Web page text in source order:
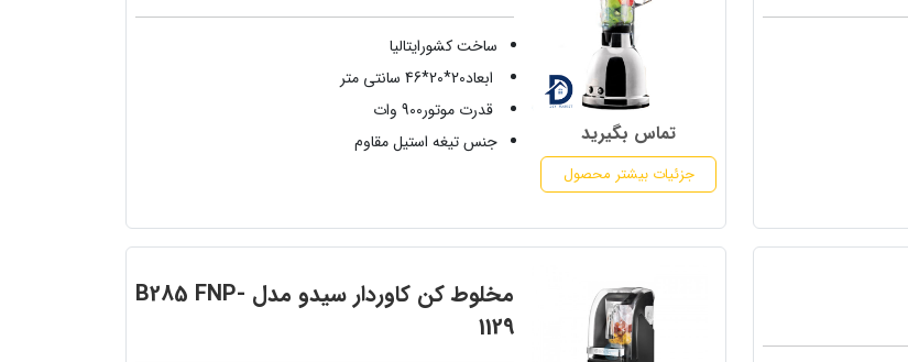
تماس بگیرید
جزئیات بیشتر محصول
ساخت کشورایتالیا
ابعاد20*20*46 سانتی متر
قدرت موتور900 وات
جنس تیغه استیل مقاوم
مخلوط کن کاوردار سیدو مدل B285 FNP-
1129